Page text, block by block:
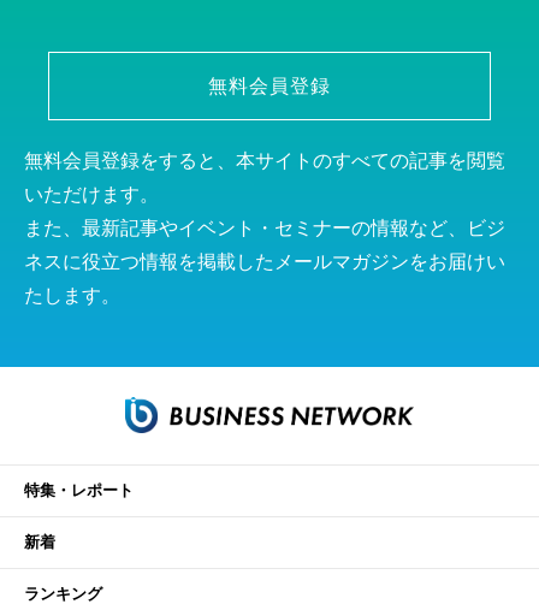
無料会員登録
無料会員登録をすると、本サイトのすべての記事を閲覧
いただけます。
また、最新記事やイベント・セミナーの情報など、ビジ
ネスに役立つ情報を掲載したメールマガジンをお届けい
たします。
特集・レポート
新着
ランキング